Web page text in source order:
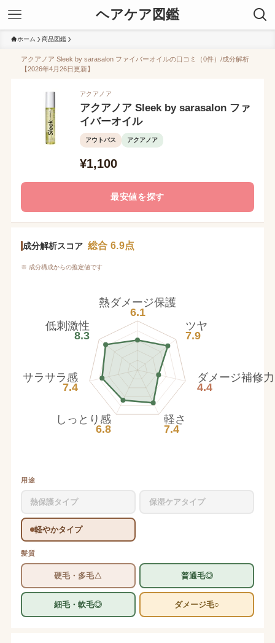
ヘアケア図鑑
ホーム 商品図鑑
アクアノア Sleek by sarasalon ファイバーオイルの口コミ（0件）/成分解析
【2026年4月26日更新】
アクアノア
アクアノア Sleek by sarasalon ファ
イバーオイル
アウトバス アクアノア
¥1,100
最安値を探す
成分解析スコア 総合 6.9点
※ 成分構成からの推定値です
熱ダメージ保護
6.1
ツヤ
7.9
ダメージ補修力
4.4
軽さ
7.4
しっとり感
6.8
サラサラ感
7.4
低刺激性
8.3
用途
熱保護タイプ 保湿ケアタイプ
軽やかタイプ
髪質
硬毛・多毛△ 普通毛◎
細毛・軟毛◎ ダメージ毛○